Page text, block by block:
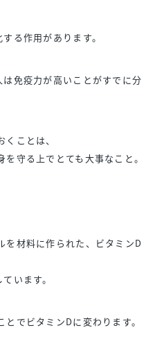
る作用があります。
免疫力が高いことがすでに分
ことは、
守る上でとても大事なこと。
を材料に作られた、ビタミンD
います。
でビタミンDに変わります。